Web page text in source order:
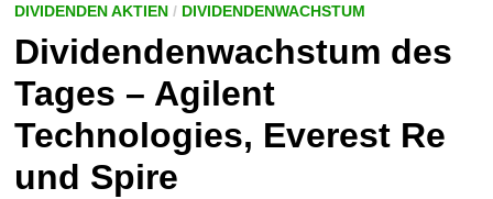
DIVIDENDEN AKTIEN/ DIVIDENDENWACHSTUM
Dividendenwachstum des
Tages – Agilent
Technologies, Everest Re
und Spire